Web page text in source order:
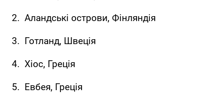
Аландські острови, Фінляндія
Готланд, Швеція
Хіос, Греція
Евбея, Греція